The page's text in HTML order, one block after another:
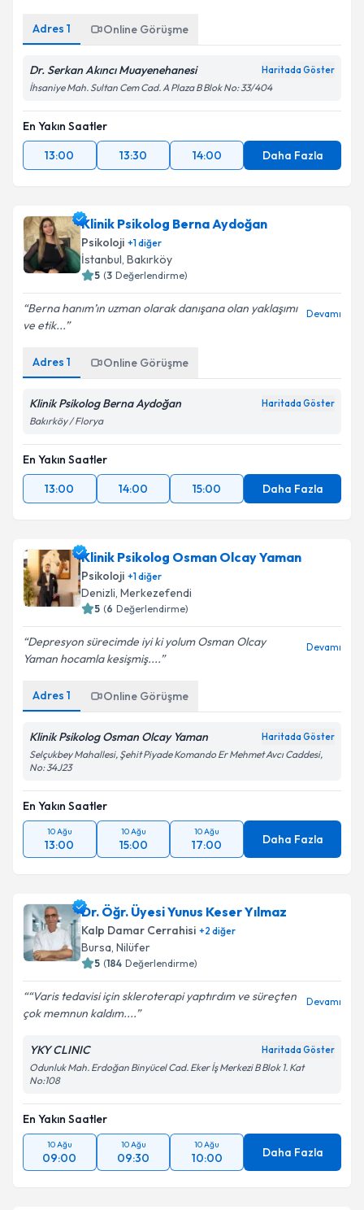
Adres 1 Online Görüşme
Dr. Serkan Akıncı Muayenehanesi Haritada Göster
İhsaniye Mah. Sultan Cem Cad. A Plaza B Blok No: 33/404
En Yakın Saatler
13:00
13:30 14:00 Daha Fazla
Klinik Psikolog Berna Aydoğan
Psikoloji +1diğer
İstanbul, Bakırköy
5 (3 Değerlendirme)
Berna hanım’ın uzman olarak danışana olan yaklaşımı
ve etik...
Devamı
Adres 1 Online Görüşme
Klinik Psikolog Berna Aydoğan Haritada Göster
Bakırköy / Florya
En Yakın Saatler
13:00
14:00 15:00 Daha Fazla
Klinik Psikolog Osman Olcay Yaman
Psikoloji +1diğer
Denizli, Merkezefendi
5 (6 Değerlendirme)
Depresyon sürecimde iyi ki yolum Osman Olcay
Yaman hocamla kesişmiş....
Devamı
Adres 1 Online Görüşme
Klinik Psikolog Osman Olcay Yaman Haritada Göster
Selçukbey Mahallesi, Şehit Piyade Komando Er Mehmet Avcı Caddesi,
No: 34J23
En Yakın Saatler
10 Ağu
13:00
10 Ağu
15:00
10 Ağu
17:00 Daha Fazla
Dr. Öğr. Üyesi Yunus Keser Yılmaz
Kalp Damar Cerrahisi +2 diğer
Bursa, Nilüfer
5 (184 Değerlendirme)
“Varis tedavisi için skleroterapi yaptırdım ve süreçten
çok memnun kaldım....
Devamı
YKY CLINIC Haritada Göster
Odunluk Mah. Erdoğan Binyücel Cad. Eker İş Merkezi B Blok 1. Kat
No:108
En Yakın Saatler
10 Ağu
09:00
10 Ağu
09:30
10 Ağu
10:00 Daha Fazla